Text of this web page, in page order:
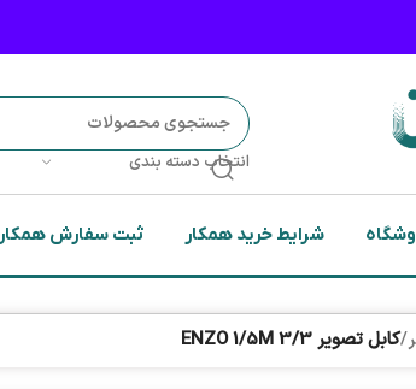
انتخاب دسته بندی
شرایط خرید همکار ثبت سفارش همکار
/کابل تصویر 3/3 ENZO 1/5M